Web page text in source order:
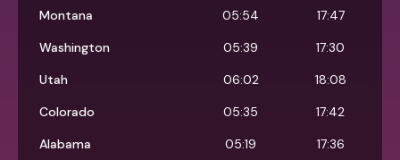
Montana
05:54
17:47
Washington
05:39
17:30
Utah
06:02
18:08
Colorado
05:35
17:42
Alabama
05:19 17:36